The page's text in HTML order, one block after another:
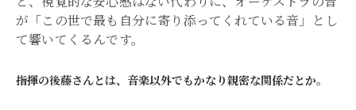
が「この世で最も自分に寄り添ってくれている音」とし
て響いてくるんです。
――指揮の後藤さんとは、音楽以外でもかなり親密な関係だとか。